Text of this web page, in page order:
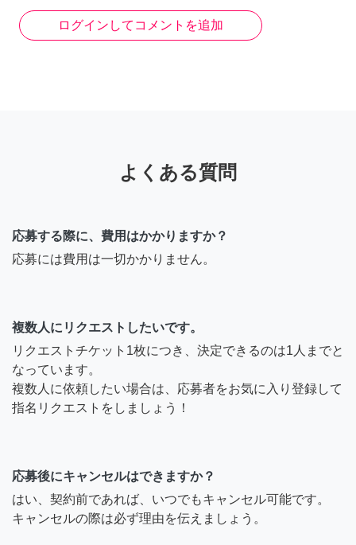
ログインしてコメントを追加
よくある質問
応募する際に、費用はかかりますか？
応募には費用は一切かかりません。
複数人にリクエストしたいです。
リクエストチケット1枚につき、決定できるのは1人までと
なっています。
複数人に依頼したい場合は、応募者をお気に入り登録して
指名リクエストをしましょう！
応募後にキャンセルはできますか？
はい、契約前であれば、いつでもキャンセル可能です。
キャンセルの際は必ず理由を伝えましょう。